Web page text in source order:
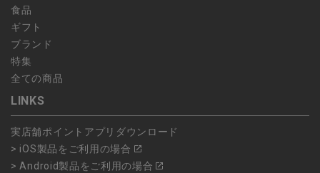
食品
ギフト
ブランド
特集
全ての商品
LINKS
実店舗ポイントアプリダウンロード
> iOS製品をご利用の場合
> Android製品をご利用の場合